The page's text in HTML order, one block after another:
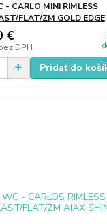
- CARLO MINI RIMLESS
FLAT/ZM GOLD EDGE
€
DPH
Pridať do